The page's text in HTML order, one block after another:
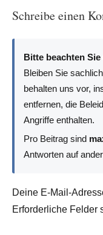
Schreibe einen
Bitte beachten
Bleiben Sie
behalten uns vor,
entfernen, die
Angriffe enthalten.
Pro Beitrag sind
Antworten auf
Deine E-Mail-
Erforderliche Felder